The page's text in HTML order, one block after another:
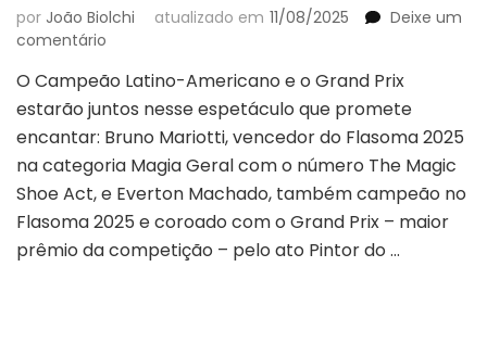
por João Biolchi atualizado em 11/08/2025
Deixe um
comentário
É
O
ENCONTRO
CAMPEÕES
NO
SESC
24
O Campeão Latino-Americano e o Grand Prix
estarão juntos nesse espetáculo que promete
encantar: Bruno Mariotti, vencedor do Flasoma 2025
na categoria Magia Geral com o número The Magic
Shoe Act, e Everton Machado, também campeão no
Flasoma 2025 e coroado com o Grand Prix – maior
prêmio da competição – pelo ato Pintor do …